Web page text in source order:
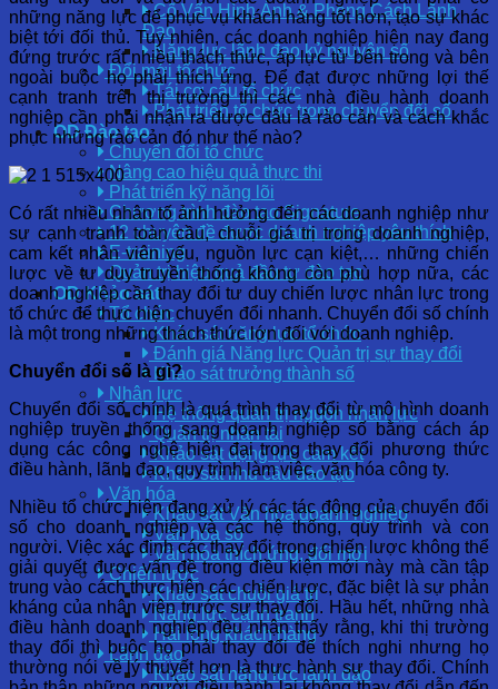
Cố Vấn Hình Ảnh & Phong Cách Lãnh
Đạo
Năng lực lãnh đạo kỷ nguyên số
Đổi mới tổ chức
Tái cơ cấu tổ chức
Phát triển tổ chức trong chuyển đổi số
OD Đào tạo
Chuyển đổi tổ chức
Nâng cao hiệu quả thực thi
Phát triển kỹ năng lõi
Chương trình đào tạo Signature
12 chuyên đề được doanh nghiệp yêu thích
E-training
Quản trị hiệu quả đầu tư đào tạo
OD Khảo sát
Tổ chức
Khảo sát năng lực tổ chức
Đánh giá Năng lực Quản trị sự thay đổi
Khảo sát trưởng thành số
Nhân lực
Hệ thống quản trị nguồn nhân lực
Quản trị nhân tài
Khảo sát động lực cam kết
Khảo sát nhu cầu đào tạo
Văn hóa
Khảo sát Văn hóa doanh nghiệp
Văn hóa số
Văn hóa thích ứng, đổi mới
Chiến lược
Khảo sát chuỗi giá trị
Năng lực cạnh tranh
Hài lòng khách hàng
Lãnh đạo
Khảo sát năng lực lãnh đạo
những năng lực để phục vụ khách hàng tốt hơn, tạo sự khác
biệt tới đối thủ. Tuy nhiên, các doanh nghiệp hiện nay đang
đứng trước rất nhiều thách thức, áp lực từ bên trong và bên
ngoài buộc họ phải thích ứng. Để đạt được những lợi thế
cạnh tranh trên thị trường thì các nhà điều hành doanh
nghiệp cần phải nhận ra được đâu là rào cản và cách khắc
phục những rào cản đó như thế nào?
Có rất nhiều nhân tố ảnh hưởng đến các doanh nghiệp như
sự cạnh tranh toàn cầu, chuỗi giá trị trong doanh nghiệp,
cam kết nhân viên yếu, nguồn lực cạn kiệt,… những chiến
lược về tư duy truyền thống không còn phù hợp nữa, các
doanh nghiệp cần thay đổi tư duy chiến lược nhân lực trong
tổ chức để thực hiện chuyển đổi nhanh. Chuyển đổi số chính
là một trong những thách thức lớn đối với doanh nghiệp.
Chuyển đổi số là gì?
Chuyển đổi số chính là quá trình thay đổi từ mô hình doanh
nghiệp truyền thống sang doanh nghiệp số bằng cách áp
dụng các công nghệ hiện đại trong thay đổi phương thức
điều hành, lãnh đạo, quy trình làm việc, văn hóa công ty.
Nhiều tổ chức hiện đang xử lý các tác động của chuyển đổi
số cho doanh nghiệp và các hệ thống, quy trình và con
người. Việc xác định các thay đổi trong chiến lược không thể
giải quyết được vấn đề trong điều kiện mới này mà cần tập
trung vào cách thực hiện các chiến lược, đặc biệt là sự phản
kháng của nhân viên trước sự thay đổi. Hầu hết, những nhà
điều hành doanh nghiệp đều nhận thấy rằng, khi thị trường
thay đổi thì buộc họ phải thay đổi để thích nghi nhưng họ
thường nói về lý thuyết hơn là thực hành sự thay đổi. Chính